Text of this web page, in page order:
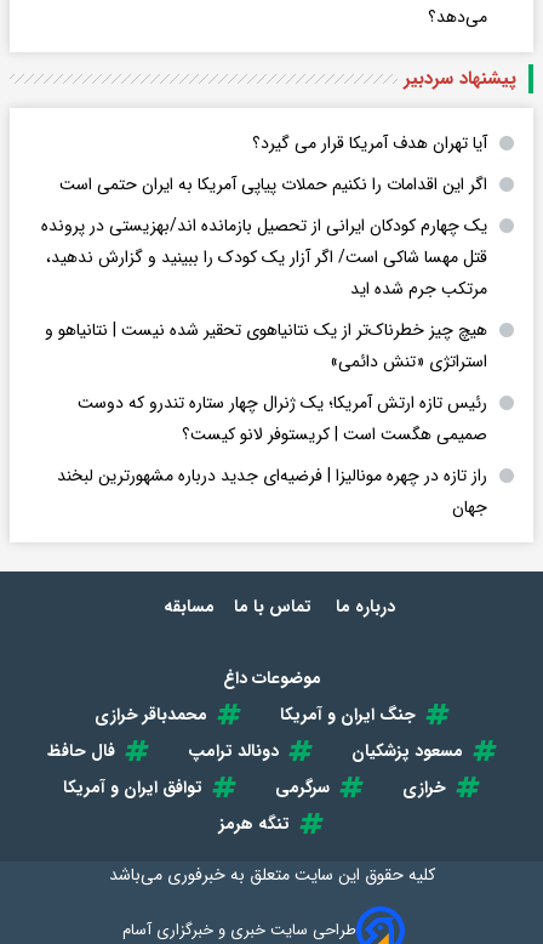
می‌دهد؟
پیشنهاد سردبیر
آیا تهران هدف آمریکا قرار می گیرد؟
اگر این اقدامات را نکنیم حملات پیاپی آمریکا به ایران حتمی است
یک چهارم کودکان ایرانی از تحصیل بازمانده اند/بهزیستی در پرونده
قتل مهسا شاکی است/ اگر آزار یک کودک را ببینید و گزارش ندهید،
مرتکب جرم شده اید
هیچ چیز خطرناک‌تر از یک نتانیاهوی تحقیر شده نیست | نتانیاهو و
استراتژی «تنش دائمی»
رئیس تازه ارتش آمریکا؛ یک ژنرال چهار ستاره تندرو که دوست
صمیمی هگست است | کریستوفر لانو کیست؟
راز تازه در چهره مونالیزا | فرضیه‌ای جدید درباره مشهورترین لبخند
جهان
درباره ما تماس با ما مسابقه
موضوعات داغ
جنگ ایران و آمریکا
محمدباقر خرازی
مسعود پزشکیان
دونالد ترامپ
فال حافظ
خرازی
سرگرمی
توافق ایران و آمریکا
تنگه هرمز
کلیه حقوق این سایت متعلق بهخبرفوری می‌باشد
طراحی سایت خبری و خبرگزاری آسام